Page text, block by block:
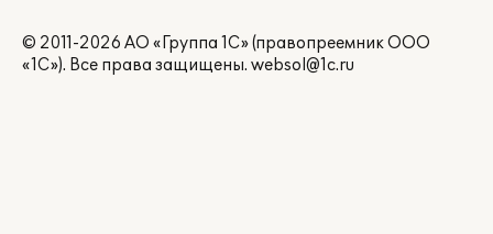
© 2011-2026 АО «Группа 1С» (правопреемник ООО
«1С»). Все права защищены. websol@1c.ru